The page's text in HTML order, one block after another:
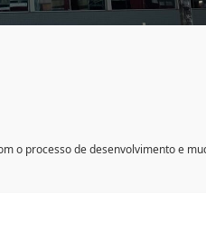
o processo de desenvolvimento e